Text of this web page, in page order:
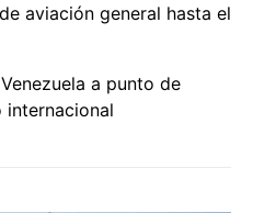
aviación general hasta el
a punto de